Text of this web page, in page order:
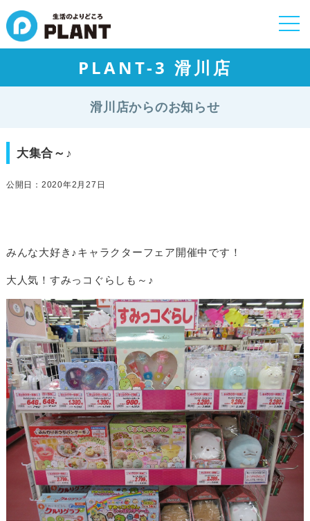
PLANT-3 滑川店
滑川店からのお知らせ
大集合～♪
公開日：2020年2月27日
みんな大好き♪キャラクターフェア開催中です！
大人気！すみっコぐらしも～♪